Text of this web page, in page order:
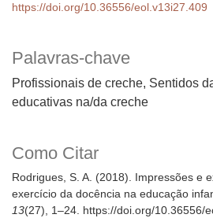
Palavras-chave
Profissionais de creche, Sentidos
educativas na/da creche
Como Citar
Rodrigues, S. A. (2018). Impressões e
exercício da docência na educação
13(27), 1–24. https://doi.org/10.36556/
https://doi.org/10.36556/eol.v13i27.409